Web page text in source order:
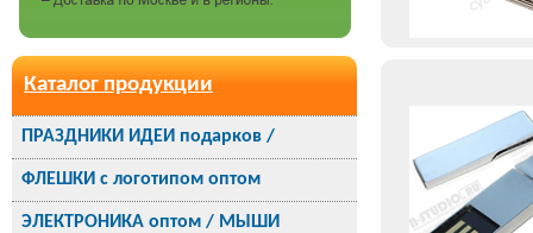
Каталог продукции
ПРАЗДНИКИ ИДЕИ подарков /
ФЛЕШКИ с логотипом оптом
ЭЛЕКТРОНИКА оптом / МЫШИ